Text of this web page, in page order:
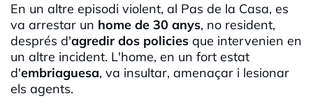
En un altre episodi violent, al Pas de la Casa, es
va arrestar un home de 30 anys, no resident,
després d'agredir dos policies que intervenien en
un altre incident. L'home, en un fort estat
d'embriaguesa, va insultar, amenaçar i lesionar
els agents.